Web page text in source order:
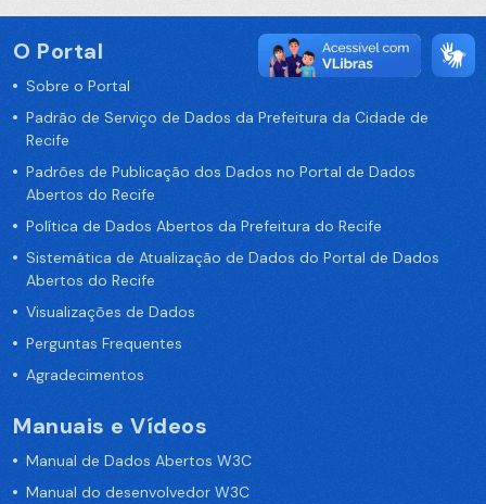
O Portal
Sobre o Portal
Padrão de Serviço de Dados da Prefeitura da Cidade de
Recife
Padrões de Publicação dos Dados no Portal de Dados
Abertos do Recife
Política de Dados Abertos da Prefeitura do Recife
Sistemática de Atualização de Dados do Portal de Dados
Abertos do Recife
Visualizações de Dados
Perguntas Frequentes
Agradecimentos
Manuais e Vídeos
Manual de Dados Abertos W3C
Manual do desenvolvedor W3C